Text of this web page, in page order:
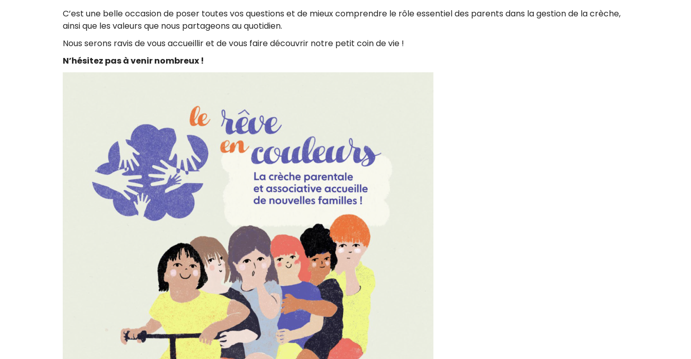
C’est une belle occasion de poser toutes vos questions et de mieux comprendre le rôle essentiel des parents dans la gestion de la crèche,
ainsi que les valeurs que nous partageons au quotidien.
Nous serons ravis de vous accueillir et de vous faire découvrir notre petit coin de vie !
N’hésitez pas à venir nombreux !